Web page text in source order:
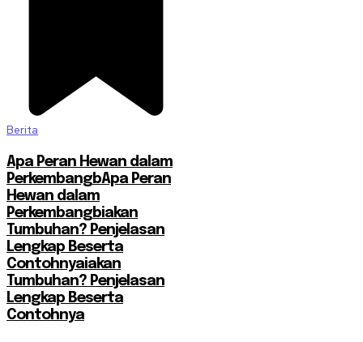
Berita
Apa Peran Hewan dalam
PerkembangbApa Peran
Hewan dalam
Perkembangbiakan
Tumbuhan? Penjelasan
Lengkap Beserta
Contohnyaiakan
Tumbuhan? Penjelasan
Lengkap Beserta
Contohnya